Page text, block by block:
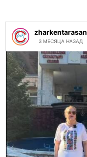
zharkentarasan
3 МЕСЯЦА НАЗАД